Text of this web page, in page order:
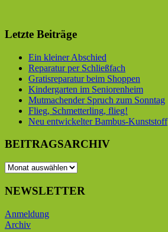
Letzte Beiträge
Ein kleiner Abschied
Reparatur per Schließfach
Gratisreparatur beim Shoppen
Kindergarten im Seniorenheim
Mutmachender Spruch zum Sonntag
Flieg, Schmetterling, flieg!
Neu entwickelter Bambus-Kunststoff
BEITRAGSARCHIV
BEITRAGSARCHIV
NEWSLETTER
Anmeldung
Archiv